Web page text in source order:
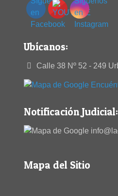
Ubícanos:
Calle 38 Nº 52 - 249
Notificación Judicial:
Mapa del Sitio